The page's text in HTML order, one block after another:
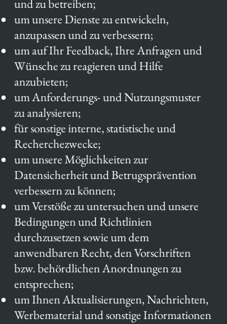
und zu betreiben;
um unsere Dienste zu entwickeln,
anzupassen und zu verbessern;
um auf Ihr Feedback, Ihre Anfragen und
Wünsche zu reagieren und Hilfe
anzubieten;
um Anforderungs- und Nutzungsmuster
zu analysieren;
für sonstige interne, statistische und
Recherchezwecke;
um unsere Möglichkeiten zur
Datensicherheit und Betrugsprävention
verbessern zu können;
um Verstöße zu untersuchen und unsere
Bedingungen und Richtlinien
durchzusetzen sowie um dem
anwendbaren Recht, den Vorschriften
bzw. behördlichen Anordnungen zu
entsprechen;
um Ihnen Aktualisierungen, Nachrichten,
Werbematerial und sonstige Informationen